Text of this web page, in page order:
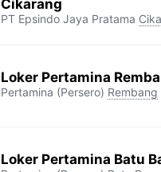
Cikarang
PT Epsindo Jaya Pratama
Loker Pertamina
Pertamina (Persero) Rembang
Loker Pertamina Batu